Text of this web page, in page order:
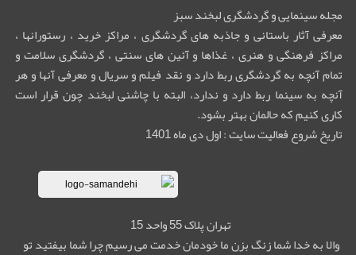
مجله سینمایی و گردشگری لبخند سبز
معرفی آثار باستانی و جاذبه های گردشگری ، مراکز خرید ، رستورانها ،
مراکز فرهنگی و هنری ، غذاها و آئین های سنتی ، گردشگری سلامت و
تمام آنچه به گردشگری ربط دارد و نقد فیلم و سریال و معرفی آنها و هر
آنچه به سینما ربط دارد و ندارد، البته با چاشنی لبخند چون قرار است
کاری کنیم که حالمان بهتر بشود.
تاریخ شروع فعالیت سایت : اول دی ماه 1401
تهران پلاک 55 واحد 15
والا به خدا شما زنگ بزن ما خودمان خدمت می رسیم چرا شما بیفتید تو